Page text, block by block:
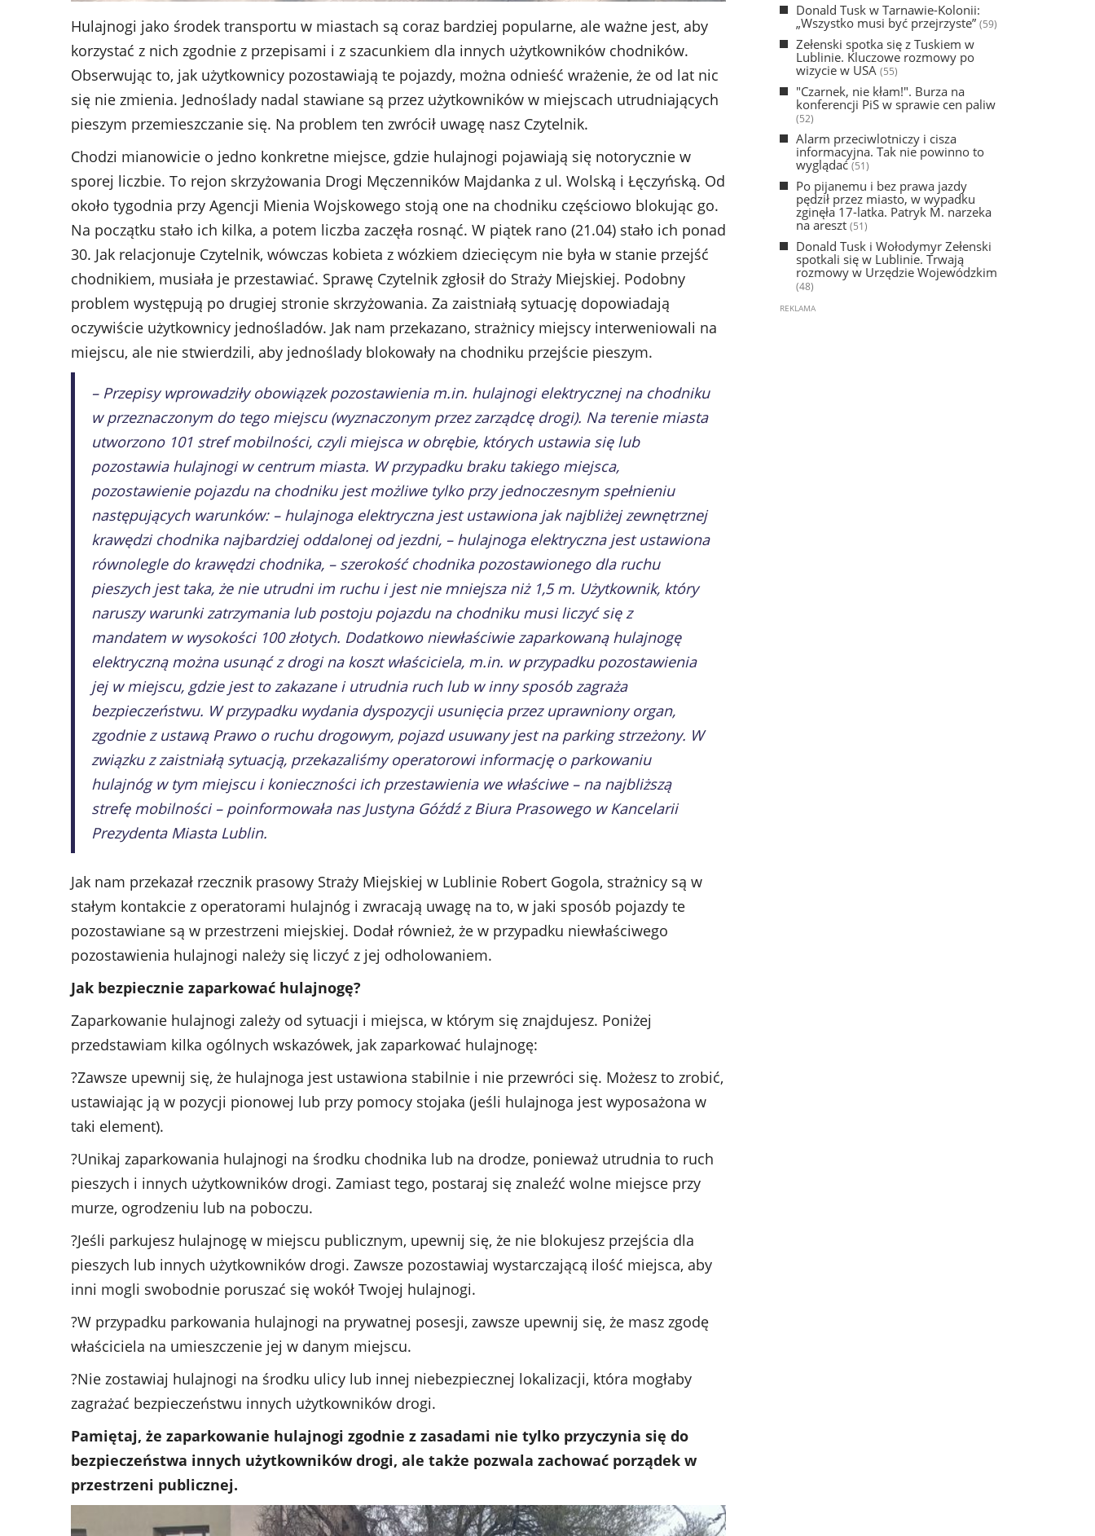
Hulajnogi jako środek transportu w miastach są coraz bardziej popularne, ale ważne jest, aby
korzystać z nich zgodnie z przepisami i z szacunkiem dla innych użytkowników chodników.
Obserwując to, jak użytkownicy pozostawiają te pojazdy, można odnieść wrażenie, że od lat nic
się nie zmienia. Jednoślady nadal stawiane są przez użytkowników w miejscach utrudniających
pieszym przemieszczanie się. Na problem ten zwrócił uwagę nasz Czytelnik.
Chodzi mianowicie o jedno konkretne miejsce, gdzie hulajnogi pojawiają się notorycznie w
sporej liczbie. To rejon skrzyżowania Drogi Męczenników Majdanka z ul. Wolską i Łęczyńską. Od
około tygodnia przy Agencji Mienia Wojskowego stoją one na chodniku częściowo blokując go.
Na początku stało ich kilka, a potem liczba zaczęła rosnąć. W piątek rano (21.04) stało ich ponad
30. Jak relacjonuje Czytelnik, wówczas kobieta z wózkiem dziecięcym nie była w stanie przejść
chodnikiem, musiała je przestawiać. Sprawę Czytelnik zgłosił do Straży Miejskiej. Podobny
problem występują po drugiej stronie skrzyżowania. Za zaistniałą sytuację dopowiadają
oczywiście użytkownicy jednośladów. Jak nam przekazano, strażnicy miejscy interweniowali na
miejscu, ale nie stwierdzili, aby jednoślady blokowały na chodniku przejście pieszym.
– Przepisy wprowadziły obowiązek pozostawienia m.in. hulajnogi elektrycznej na chodniku
w przeznaczonym do tego miejscu (wyznaczonym przez zarządcę drogi). Na terenie miasta
utworzono 101 stref mobilności, czyli miejsca w obrębie, których ustawia się lub
pozostawia hulajnogi w centrum miasta. W przypadku braku takiego miejsca,
pozostawienie pojazdu na chodniku jest możliwe tylko przy jednoczesnym spełnieniu
następujących warunków: – hulajnoga elektryczna jest ustawiona jak najbliżej zewnętrznej
krawędzi chodnika najbardziej oddalonej od jezdni, – hulajnoga elektryczna jest ustawiona
równolegle do krawędzi chodnika, – szerokość chodnika pozostawionego dla ruchu
pieszych jest taka, że nie utrudni im ruchu i jest nie mniejsza niż 1,5 m. Użytkownik, który
naruszy warunki zatrzymania lub postoju pojazdu na chodniku musi liczyć się z
mandatem w wysokości 100 złotych. Dodatkowo niewłaściwie zaparkowaną hulajnogę
elektryczną można usunąć z drogi na koszt właściciela, m.in. w przypadku pozostawienia
jej w miejscu, gdzie jest to zakazane i utrudnia ruch lub w inny sposób zagraża
bezpieczeństwu. W przypadku wydania dyspozycji usunięcia przez uprawniony organ,
zgodnie z ustawą Prawo o ruchu drogowym, pojazd usuwany jest na parking strzeżony. W
związku z zaistniałą sytuacją, przekazaliśmy operatorowi informację o parkowaniu
hulajnóg w tym miejscu i konieczności ich przestawienia we właściwe – na najbliższą
strefę mobilności – poinformowała nas Justyna Góźdź z Biura Prasowego w Kancelarii
Prezydenta Miasta Lublin.
Jak nam przekazał rzecznik prasowy Straży Miejskiej w Lublinie Robert Gogola, strażnicy są w
stałym kontakcie z operatorami hulajnóg i zwracają uwagę na to, w jaki sposób pojazdy te
pozostawiane są w przestrzeni miejskiej. Dodał również, że w przypadku niewłaściwego
pozostawienia hulajnogi należy się liczyć z jej odholowaniem.
Jak bezpiecznie zaparkować hulajnogę?
Zaparkowanie hulajnogi zależy od sytuacji i miejsca, w którym się znajdujesz. Poniżej
przedstawiam kilka ogólnych wskazówek, jak zaparkować hulajnogę:
?Zawsze upewnij się, że hulajnoga jest ustawiona stabilnie i nie przewróci się. Możesz to zrobić,
ustawiając ją w pozycji pionowej lub przy pomocy stojaka (jeśli hulajnoga jest wyposażona w
taki element).
?Unikaj zaparkowania hulajnogi na środku chodnika lub na drodze, ponieważ utrudnia to ruch
pieszych i innych użytkowników drogi. Zamiast tego, postaraj się znaleźć wolne miejsce przy
murze, ogrodzeniu lub na poboczu.
?Jeśli parkujesz hulajnogę w miejscu publicznym, upewnij się, że nie blokujesz przejścia dla
pieszych lub innych użytkowników drogi. Zawsze pozostawiaj wystarczającą ilość miejsca, aby
inni mogli swobodnie poruszać się wokół Twojej hulajnogi.
?W przypadku parkowania hulajnogi na prywatnej posesji, zawsze upewnij się, że masz zgodę
właściciela na umieszczenie jej w danym miejscu.
?Nie zostawiaj hulajnogi na środku ulicy lub innej niebezpiecznej lokalizacji, która mogłaby
zagrażać bezpieczeństwu innych użytkowników drogi.
Pamiętaj, że zaparkowanie hulajnogi zgodnie z zasadami nie tylko przyczynia się do
bezpieczeństwa innych użytkowników drogi, ale także pozwala zachować porządek w
przestrzeni publicznej.
Donald Tusk w Tarnawie-Kolonii:
„Wszystko musi być przejrzyste” (59)
Zełenski spotka się z Tuskiem w
Lublinie. Kluczowe rozmowy po
wizycie w USA (55)
"Czarnek, nie kłam!". Burza na
konferencji PiS w sprawie cen paliw
(52)
Alarm przeciwlotniczy i cisza
informacyjna. Tak nie powinno to
wyglądać(51)
Po pijanemu i bez prawa jazdy
pędził przez miasto, w wypadku
zginęła 17-latka. Patryk M. narzeka
na areszt (51)
Donald Tusk i Wołodymyr Zełenski
spotkali się w Lublinie. Trwają
rozmowy w Urzędzie Wojewódzkim
(48)